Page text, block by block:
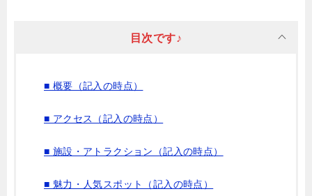
目次です♪
■ 概要（記入の時点）
■ アクセス（記入の時点）
■ 施設・アトラクション（記入の時点）
■ 魅力・人気スポット（記入の時点）